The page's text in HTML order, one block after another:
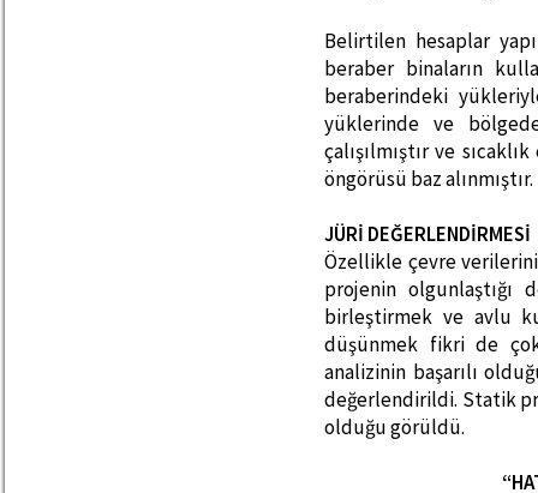
Belirtilen hesaplar
beraber binaların
beraberindeki
yüklerinde ve
çalışılmıştır ve
öngörüsü baz alınmıştır.
JÜRİ DEĞERLENDİRMESİ
Özellikle çevre
projenin olgunlaştığı
birleştirmek ve avlu
düşünmek fikri de
analizinin başarılı
değerlendirildi. Statik
olduğu görüldü.